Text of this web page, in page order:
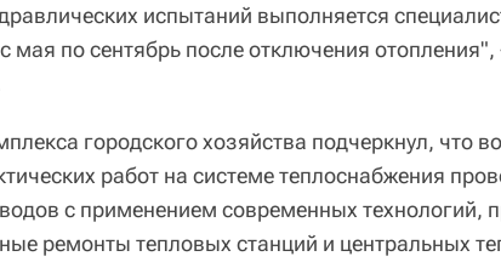
испытаний выполняется
мая по сентябрь после отключения
городского хозяйства подчеркнул, что
работ на системе теплоснабжения
с применением современных технологий,
ремонты тепловых станций и центральных